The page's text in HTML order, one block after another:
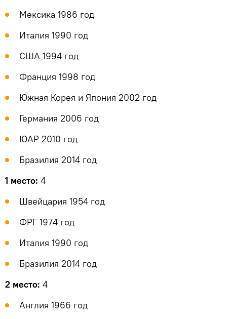
Мексика 1986 год
Италия 1990 год
США 1994 год
Франция 1998 год
Южная Корея и Япония 2002 год
Германия 2006 год
ЮАР 2010 год
Бразилия 2014 год
1 место: 4
Швейцария 1954 год
ФРГ 1974 год
Италия 1990 год
Бразилия 2014 год
2 место: 4
Англия 1966 год